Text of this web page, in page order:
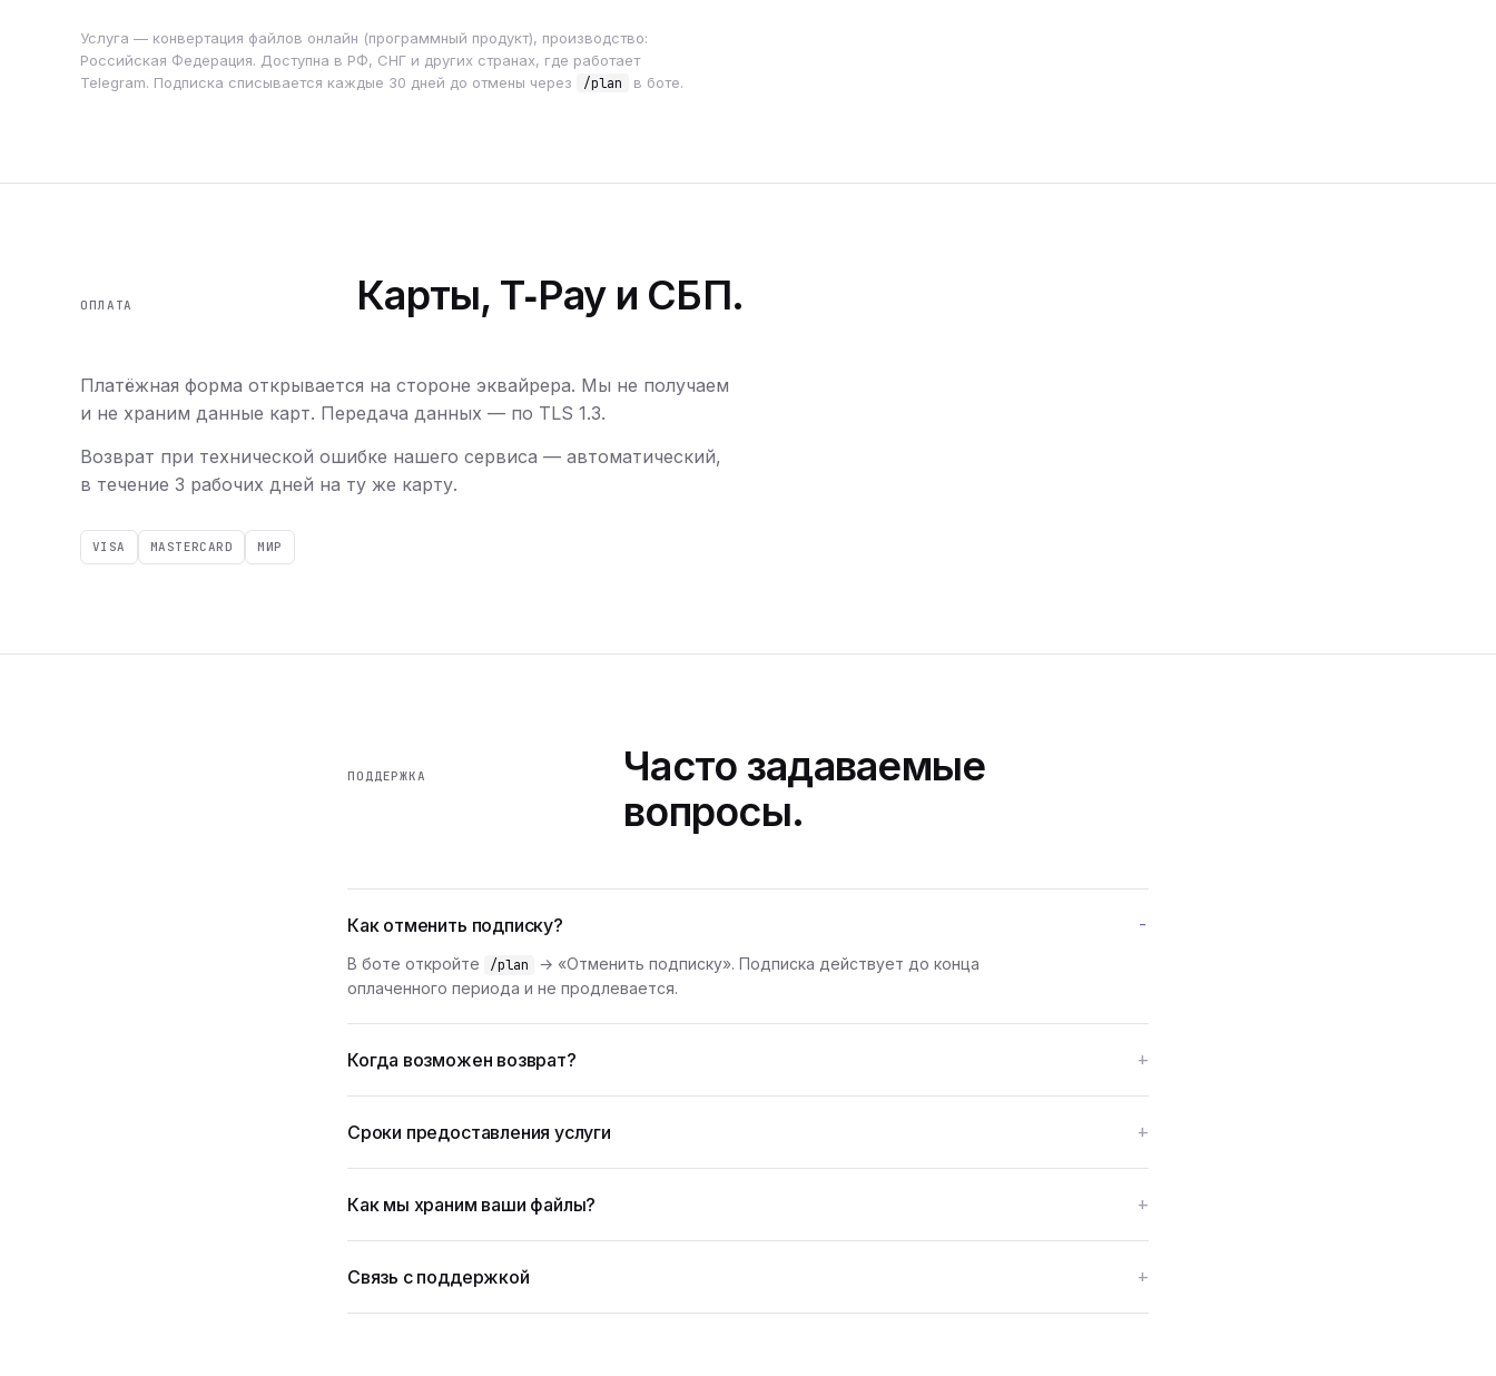
Услуга — конвертация файлов онлайн (программный продукт), производство:
Российская Федерация. Доступна в РФ, СНГ и других странах, где работает
Telegram. Подписка списывается каждые 30 дней до отмены через
/plan в боте.
ОПЛАТА Карты, T‑Pay и СБП.
Платёжная форма открывается на стороне эквайрера. Мы не получаем
и не храним данные карт. Передача данных — по TLS 1.3.
Возврат при технической ошибке нашего сервиса — автоматический,
в течение 3 рабочих дней на ту же карту.
VISA MASTERCARD МИР
ПОДДЕРЖКА
Часто задаваемые
вопросы.
Как отменить подписку?
В боте откройте /plan
→ «Отменить подписку». Подписка действует до конца
оплаченного периода и не продлевается.
Когда возможен возврат?
Сроки предоставления услуги
Как мы храним ваши файлы?
Связь с поддержкой